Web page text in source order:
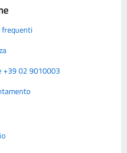
frequenti
+39 02 9010003